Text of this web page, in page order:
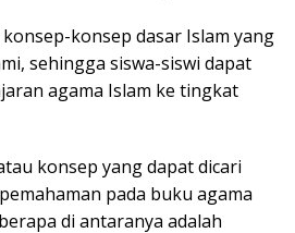
konsep dasar Islam yang
sehingga siswa-siswi dapat
agama Islam ke tingkat
konsep yang dapat dicari
pada buku agama
di antaranya adalah